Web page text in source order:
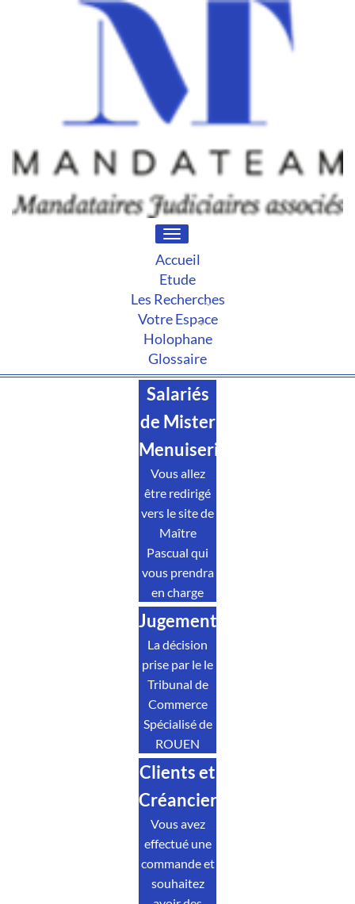
Toggle
navigation
Accueil
Etude
Les Recherches
Votre Espace
Holophane
Glossaire
Salariés
de Mister
Menuiserie
Vous allez
être redirigé
vers le site de
Maître
Pascual qui
vous prendra
en charge
Jugement
La décision
prise par le le
Tribunal de
Commerce
Spécialisé de
ROUEN
Clients et
Créanciers
Vous avez
effectué une
commande et
souhaitez